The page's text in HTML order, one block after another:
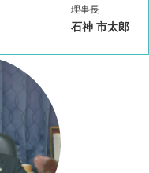
理事長
石神 市太郎